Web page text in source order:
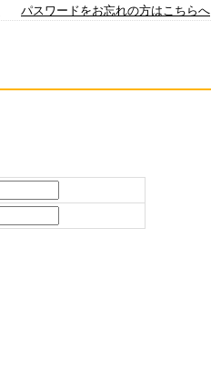
パスワードをお忘れの方はこちらへ